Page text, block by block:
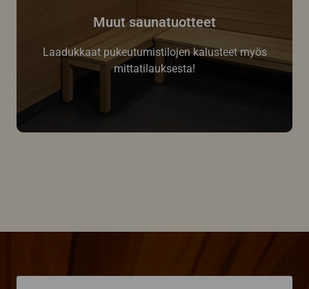
Muut saunatuotteet
Laadukkaat pukeutumistilojen kalusteet myös
mittatilauksesta!